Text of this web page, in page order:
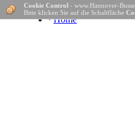
· Home
Cookie Control - www.Hannover-
Bitte klicken Sie auf die Schaltfläche